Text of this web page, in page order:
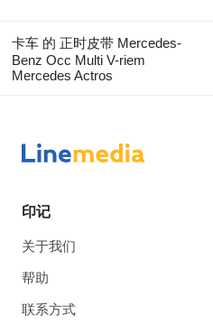
卡车 的 正时皮带 Mercedes-
Benz Occ Multi V-riem
Mercedes Actros
印记
关于我们
帮助
联系方式